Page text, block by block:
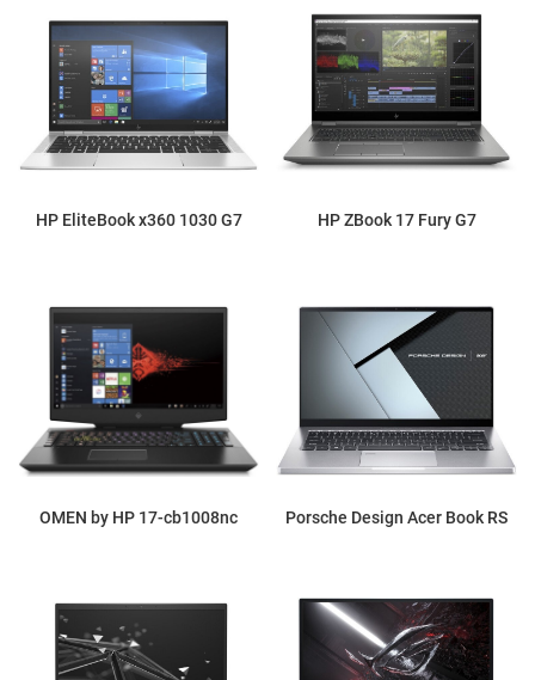
HP EliteBook x360 1030 G7 HP ZBook 17 Fury G7
OMEN by HP 17-cb1008nc Porsche Design Acer Book RS